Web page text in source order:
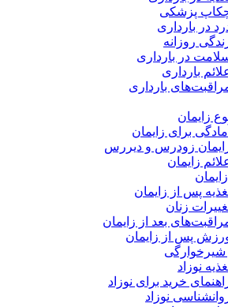
پزشکی
در بارداری
روزانه
در بارداری
بارداری
بارداری
زایمان
آمادگی برای زایمان
زودرس و دیررس
زایمان
پس از زایمان
زنان
بعد از زایمان
پس از زایمان
شیرخوارگی
نوزاد
خرید برای نوزاد
نوزاد